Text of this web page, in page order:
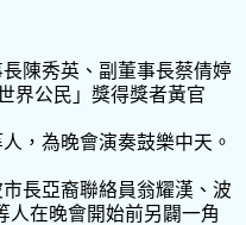
陳秀英、副董事長蔡倩婷
界公民」獎得獎者黃官
，為晚會演奏鼓樂中天。
長亞裔聯絡員翁耀漢、波
人在晚會開始前另闢一角